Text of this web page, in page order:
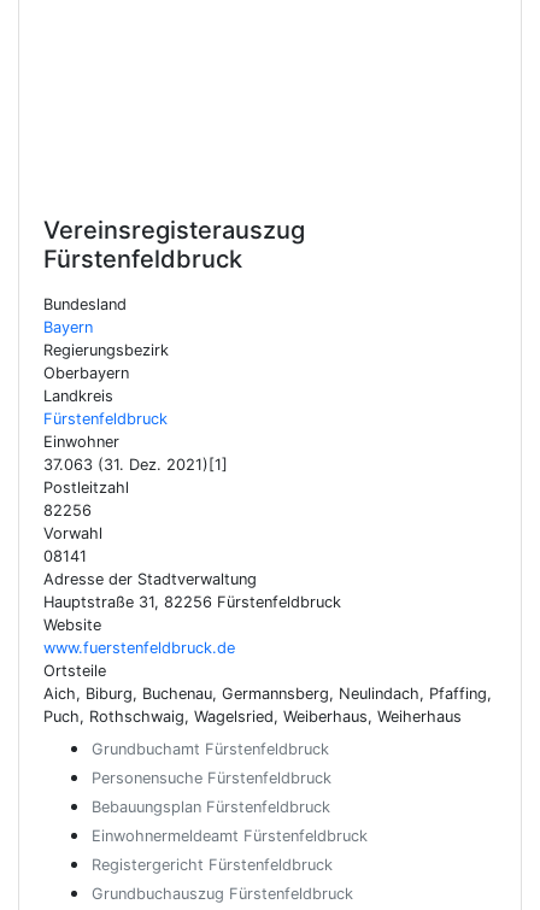
Vereinsregisterauszug
Fürstenfeldbruck
Bundesland
Bayern
Regierungsbezirk
Oberbayern
Landkreis
Fürstenfeldbruck
Einwohner
37.063 (31. Dez. 2021)[1]
Postleitzahl
82256
Vorwahl
08141
Adresse der Stadtverwaltung
Hauptstraße 31, 82256 Fürstenfeldbruck
Website
www.fuerstenfeldbruck.de
Ortsteile
Aich, Biburg, Buchenau, Germannsberg, Neulindach, Pfaffing,
Puch, Rothschwaig, Wagelsried, Weiberhaus, Weiherhaus
Grundbuchamt Fürstenfeldbruck
Personensuche Fürstenfeldbruck
Bebauungsplan Fürstenfeldbruck
Einwohnermeldeamt Fürstenfeldbruck
Registergericht Fürstenfeldbruck
Grundbuchauszug Fürstenfeldbruck